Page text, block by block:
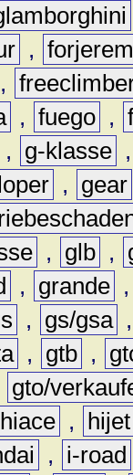
,
,
, fuego ,
, g-klasse
,
gear
, glb ,
, grande
, gs/gsa
, gtb ,
gto/
hiace ,
hijet
,
i-road